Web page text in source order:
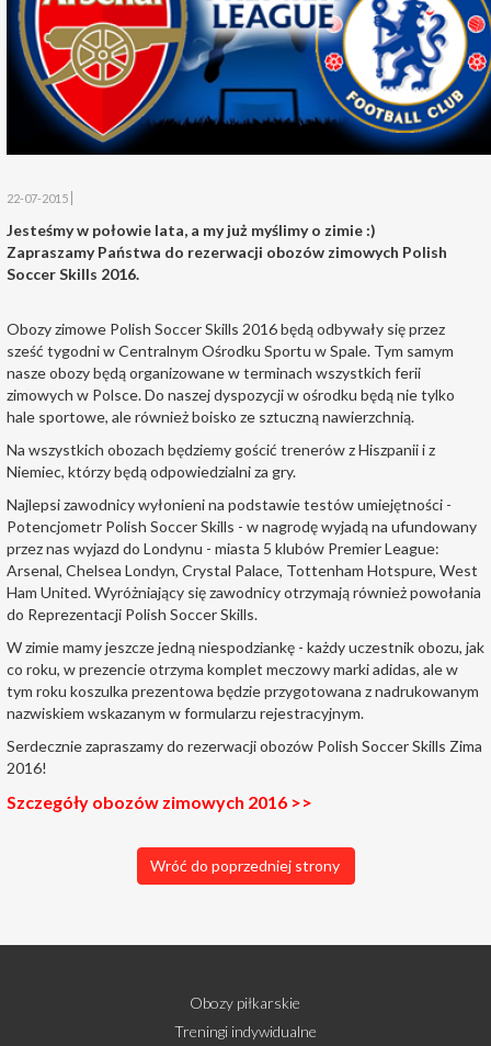
22-07-2015
Jesteśmy w połowie lata, a my już myślimy o zimie :)
Zapraszamy Państwa do rezerwacji obozów zimowych Polish
Soccer Skills 2016.
Obozy zimowe Polish Soccer Skills 2016 będą odbywały się przez
sześć tygodni w Centralnym Ośrodku Sportu w Spale. Tym samym
nasze obozy będą organizowane w terminach wszystkich ferii
zimowych w Polsce. Do naszej dyspozycji w ośrodku będą nie tylko
hale sportowe, ale również boisko ze sztuczną nawierzchnią.
Na wszystkich obozach będziemy gościć trenerów z Hiszpanii i z
Niemiec, którzy będą odpowiedzialni za gry.
Najlepsi zawodnicy wyłonieni na podstawie testów umiejętności -
Potencjometr Polish Soccer Skills - w nagrodę wyjadą na ufundowany
przez nas wyjazd do Londynu - miasta 5 klubów Premier League:
Arsenal, Chelsea Londyn, Crystal Palace, Tottenham Hotspure, West
Ham United. Wyróżniający się zawodnicy otrzymają również powołania
do Reprezentacji Polish Soccer Skills.
W zimie mamy jeszcze jedną niespodziankę - każdy uczestnik obozu, jak
co roku, w prezencie otrzyma komplet meczowy marki adidas, ale w
tym roku koszulka prezentowa będzie przygotowana z nadrukowanym
nazwiskiem wskazanym w formularzu rejestracyjnym.
Serdecznie zapraszamy do rezerwacji obozów Polish Soccer Skills Zima
2016!
Szczegóły obozów zimowych 2016 >>
Wróć do poprzedniej strony
Obozy piłkarskie
Treningi indywidualne